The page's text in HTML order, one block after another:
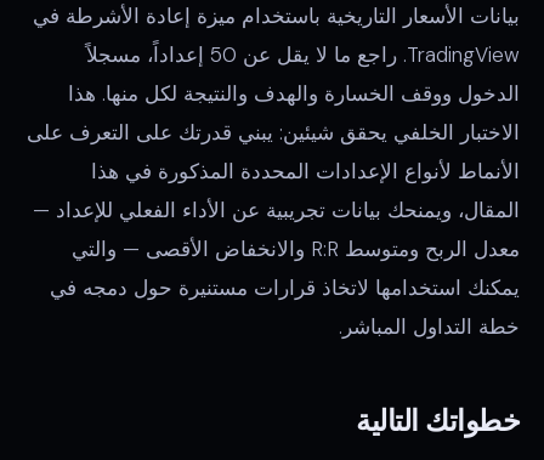
بيانات الأسعار التاريخية باستخدام ميزة إعادة الأشرطة في
TradingView. راجع ما لا يقل عن 50 إعداداً، مسجلاً
الدخول ووقف الخسارة والهدف والنتيجة لكل منها. هذا
الاختبار الخلفي يحقق شيئين: يبني قدرتك على التعرف على
الأنماط لأنواع الإعدادات المحددة المذكورة في هذا
المقال، ويمنحك بيانات تجريبية عن الأداء الفعلي للإعداد —
معدل الربح ومتوسط R:R والانخفاض الأقصى — والتي
يمكنك استخدامها لاتخاذ قرارات مستنيرة حول دمجه في
خطة التداول المباشر.
خطواتك التالية